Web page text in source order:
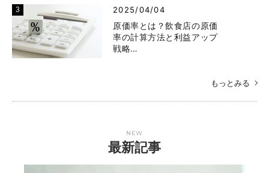
2025/04/04
原価率とは？飲食店の原価
率の計算方法と利益アップ
戦略…
もっとみる
NEW
最新記事